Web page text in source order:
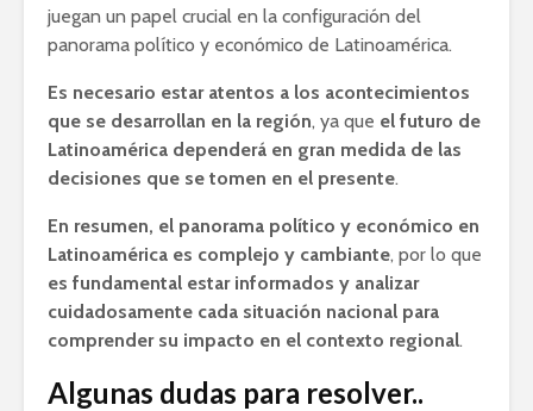
juegan un papel crucial en la configuración del
panorama político y económico de Latinoamérica.
Es necesario estar atentos a los acontecimientos
que se desarrollan en la región, ya que el futuro de
Latinoamérica dependerá en gran medida de las
decisiones que se tomen en el presente.
En resumen, el panorama político y económico en
Latinoamérica es complejo y cambiante, por lo que
es fundamental estar informados y analizar
cuidadosamente cada situación nacional para
comprender su impacto en el contexto regional.
Algunas dudas para resolver..